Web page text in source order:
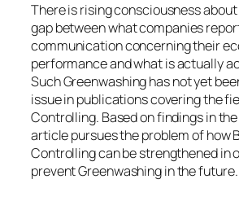
There is rising consciousness
gap between what companies
communication concerning their
performance and what is actually
Such Greenwashing has not yet
issue in publications covering the
Controlling. Based on findings in
article pursues the problem of how
Controlling can be strengthened in
prevent Greenwashing in the future.